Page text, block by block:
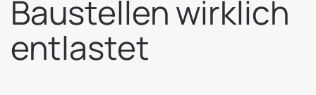
Baustellen wirklich
entlastet